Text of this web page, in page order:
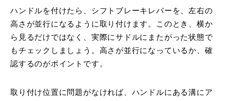
ハンドルを付けたら、シフトブレーキレバーを、左右の
高さが並行になるように取り付けます。このとき、横か
ら見るだけではなく、実際にサドルにまたがった状態で
もチェックしましょう。高さが並行になっているか、確
認するのがポイントです。
取り付け位置に問題がなければ、ハンドルにある溝にア